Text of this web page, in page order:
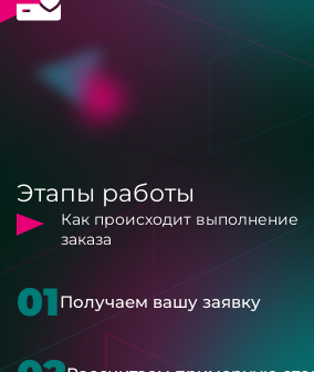
Этапы работы
Как происходит выполнение
заказа
01Получаем вашу заявку